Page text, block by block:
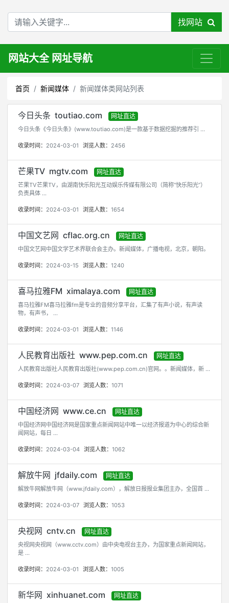
找网站
网站大全 网址导航
首页 新闻媒体 新闻媒体类网站列表
今日头条 toutiao.com 网址直达
今日头条《今日头条》(www.toutiao.com)是一款基于数据挖掘的推荐引 ...
收录时间： 2024-03-01 浏览人数： 2456
芒果TV mgtv.com 网址直达
芒果TV芒果TV，由湖南快乐阳光互动娱乐传媒有限公司（简称“快乐阳光”）
负责具体 ...
收录时间： 2024-03-01 浏览人数： 1654
中国文艺网 cflac.org.cn 网址直达
中国文艺网中国文学艺术界联合会主办。新闻媒体，广播电视，北京，朝阳。
收录时间： 2024-03-15 浏览人数： 1240
喜马拉雅FM ximalaya.com 网址直达
喜马拉雅FM喜马拉雅fm是专业的音频分享平台，汇集了有声小说，有声读
物，有声书， ...
收录时间： 2024-03-01 浏览人数： 1146
人民教育出版社 www.pep.com.cn 网址直达
人民教育出版社人民教育出版社(www.pep.com.cn)官网。。新闻媒体，新 ...
收录时间： 2024-03-07 浏览人数： 1071
中国经济网 www.ce.cn 网址直达
中国经济网中国经济网是国家重点新闻网站中唯一以经济报道为中心的综合新
闻网站，每日 ...
收录时间： 2024-03-04 浏览人数： 1062
解放牛网 jfdaily.com 网址直达
解放牛网解放牛网（www.jfdaily.com），解放日报报业集团主办，全国首 ...
收录时间： 2024-03-07 浏览人数： 1053
央视网 cntv.cn 网址直达
央视网央视网（www.cctv.com）由中央电视台主办，为国家重点新闻网站，
是 ...
收录时间： 2024-03-01 浏览人数： 1005
新华网 xinhuanet.com 网址直达